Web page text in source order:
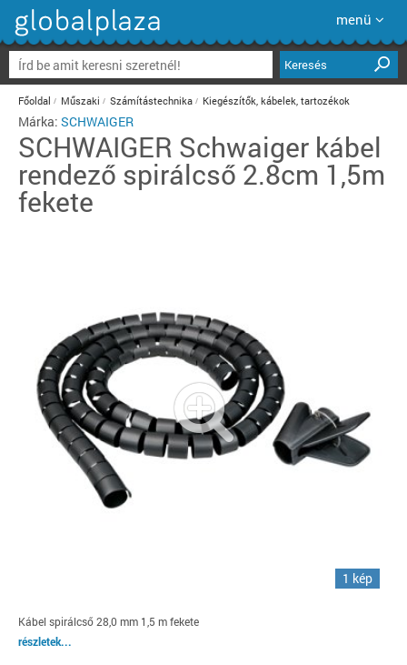
menü
Keresés
Főoldal Műszaki Számítástechnika Kiegészítők, kábelek, tartozékok
Márka: SCHWAIGER
SCHWAIGER Schwaiger kábel
rendező spirálcső 2.8cm 1,5m
fekete
1 kép
Kábel spirálcső 28,0 mm 1,5 m fekete
részletek...